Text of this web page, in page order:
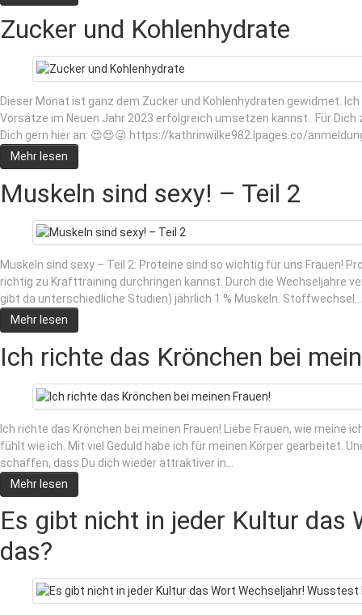
Zucker und Kohlenhydrate
Dieser Monat ist ganz dem Zucker und Kohlenhydraten gewidmet.
Vorsätze im Neuen Jahr 2023 erfolgreich umsetzen kannst. Für
Dich gern hier an: 😍😍😜 https://kathrinwilke982.lpages.co/
Mehr lesen
Muskeln sind sexy! – Teil 2
Muskeln sind sexy – Teil 2: Proteine sind so wichtig für uns Frauen!
richtig zu Krafttraining durchringen kannst. Durch die Wechseljahre
gibt da unterschiedliche Studien) jährlich 1 % Muskeln. Stoffwechsel…
Mehr lesen
Ich richte das Krönchen bei
Ich richte das Krönchen bei meinen Frauen! Liebe Frauen, wie
fühlt wie ich. Mit viel Geduld habe ich für meinen Körper gearbeitet.
schaffen, dass Du dich wieder attraktiver in…
Mehr lesen
Es gibt nicht in jeder Kultur das
das?